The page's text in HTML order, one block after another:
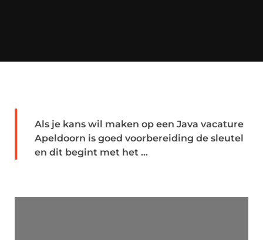
Als je kans wil maken op een Java vacature
Apeldoorn is goed voorbereiding de sleutel
en dit begint met het ...